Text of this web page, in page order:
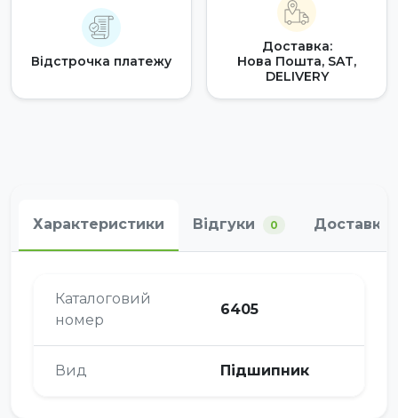
Відстрочка платежу
Доставка:
Нова Пошта, SAT,
DELIVERY
Характеристики Відгуки 0 Доставка
Каталоговий
номер
6405
Вид Підшипник